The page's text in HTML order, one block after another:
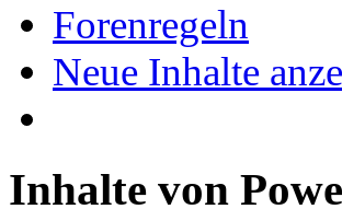
Forenregeln
Neue Inhalte
Inhalte von